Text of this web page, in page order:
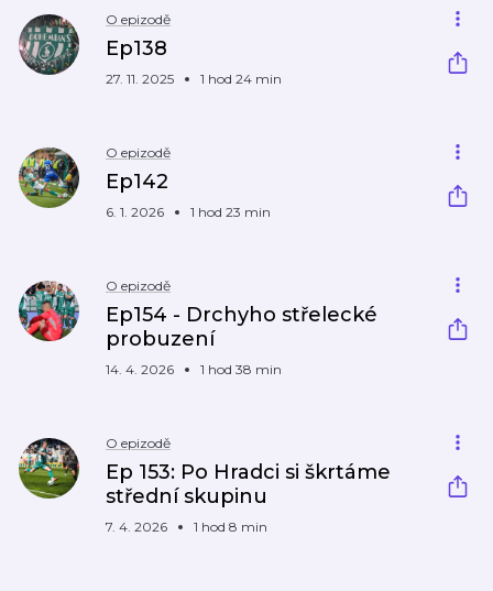
O epizodě
Ep138
27. 11. 2025 1 hod 24 min
O epizodě
Ep142
6. 1. 2026 1 hod 23 min
O epizodě
Ep154 - Drchyho střelecké
probuzení
14. 4. 2026 1 hod 38 min
O epizodě
Ep 153: Po Hradci si škrtáme
střední skupinu
7. 4. 2026 1 hod 8 min